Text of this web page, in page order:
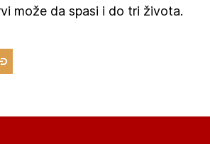
može da spasi i do tri života.